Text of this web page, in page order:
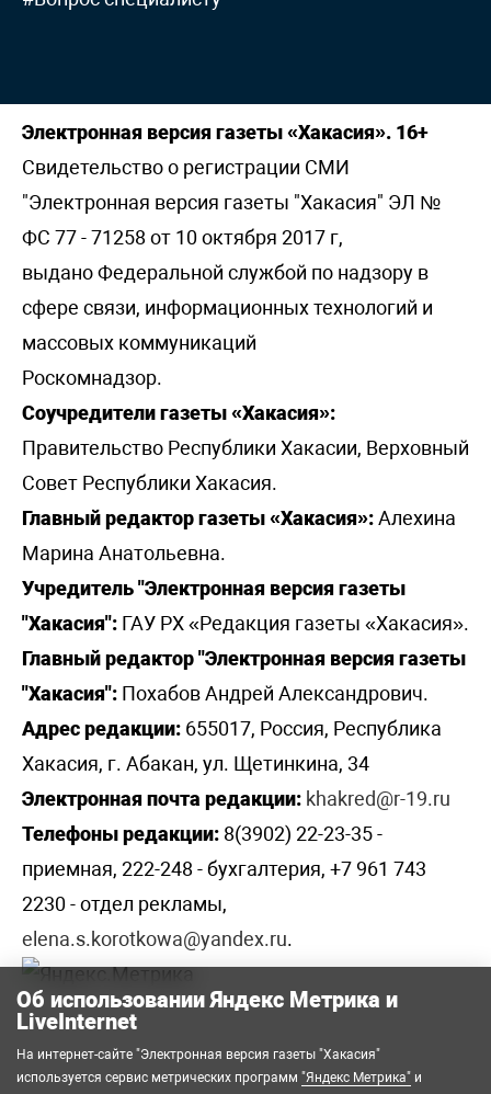
Электронная версия газеты «Хакасия». 16+
Свидетельство о регистрации СМИ
"Электронная версия газеты "Хакасия" ЭЛ №
ФС 77 - 71258 от 10 октября 2017 г,
выдано Федеральной службой по надзору в
сфере связи, информационных технологий и
массовых коммуникаций
Роскомнадзор.
Соучредители газеты «Хакасия»:
Правительство Республики Хакасии, Верховный
Совет Республики Хакасия.
Главный редактор газеты «Хакасия»:Алехина
Марина Анатольевна.
Учредитель "Электронная версия газеты
"Хакасия": ГАУ РХ «Редакция газеты «Хакасия».
Главный редактор "Электронная версия газеты
"Хакасия": Похабов Андрей Александрович.
Адрес редакции: 655017, Россия, Республика
Хакасия, г. Абакан, ул. Щетинкина, 34
Электронная почта редакции: khakred@r-19.ru
Телефоны редакции: 8(3902) 22-23-35 -
приемная, 222-248 - бухгалтерия, +7 961 743
2230 - отдел рекламы,
elena.s.korotkowa@yandex.ru.
Об использовании Яндекс Метрика и
LiveInternet
На интернет-сайте "Электронная версия газеты "Хакасия"
используется сервис метрических программ "Яндекс Метрика" и